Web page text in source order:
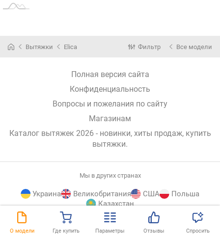
О модели Где купить Параметры Отзывы Спросить
Вытяжки Elica Фильтр Все модели
Полная версия сайта
Конфиденциальность
Вопросы и пожелания по сайту
Магазинам
Каталог вытяжек 2026 - новинки, хиты продаж, купить
вытяжки.
Мы в других странах
Украина Великобритания США
Польша
Казахстан
Katalog
© E-Katalog, 2026 НАВЕРХ